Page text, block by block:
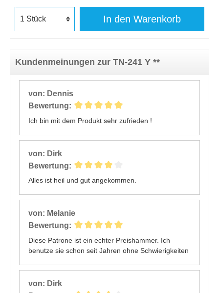
In den Warenkorb
Kundenmeinungen zur TN-241 Y **
von: Dennis
Bewertung:
Ich bin mit dem Produkt sehr zufrieden !
von: Dirk
Bewertung:
Alles ist heil und gut angekommen.
von: Melanie
Bewertung:
Diese Patrone ist ein echter Preishammer. Ich
benutze sie schon seit Jahren ohne Schwierigkeiten
von: Dirk